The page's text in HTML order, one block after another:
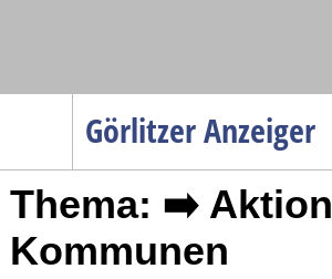
Görlitzer Anzeiger
Menüpunkte
Startseite
Gesellschaft
Thema: ➡️
Kommunen